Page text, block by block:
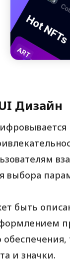
Дизайн
выбора
быть
и значки.